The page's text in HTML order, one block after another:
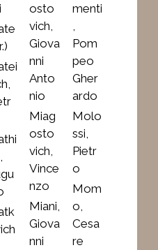
osto
vich,
Giova
nni
Anto
nio
Miag
osto
vich,
Vince
nzo
Miani,
Giova
nni
menti
Pom
peo
Gher
ardo
Molo
ssi,
Pietr
o
Mom
o,
Cesa
re